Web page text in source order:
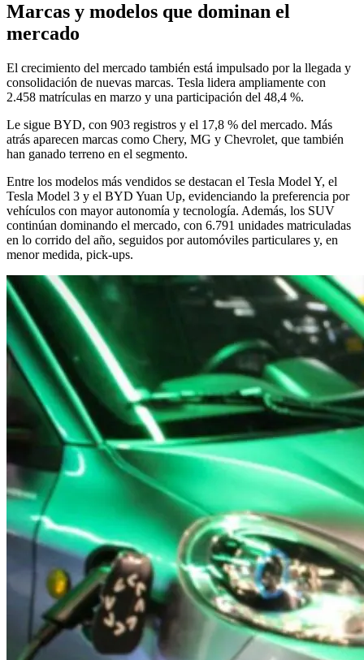
Marcas y modelos que dominan el
mercado
El crecimiento del mercado también está impulsado por la llegada y
consolidación de nuevas marcas. Tesla lidera ampliamente con
2.458 matrículas en marzo y una participación del 48,4 %.
Le sigue BYD, con 903 registros y el 17,8 % del mercado. Más
atrás aparecen marcas como Chery, MG y Chevrolet, que también
han ganado terreno en el segmento.
Entre los modelos más vendidos se destacan el Tesla Model Y, el
Tesla Model 3 y el BYD Yuan Up, evidenciando la preferencia por
vehículos con mayor autonomía y tecnología. Además, los SUV
continúan dominando el mercado, con 6.791 unidades matriculadas
en lo corrido del año, seguidos por automóviles particulares y, en
menor medida, pick-ups.